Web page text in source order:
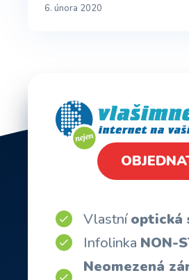
6. února 2020
Vlastníoptická
Infolinka NON-
Neomezená